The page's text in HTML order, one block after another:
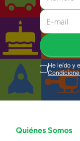
He leído y
Quiénes Somos